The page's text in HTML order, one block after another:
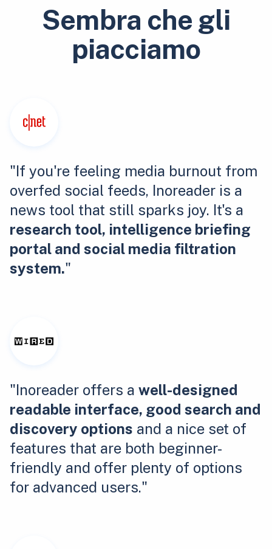
Sembra che gli
piacciamo
"If you're feeling media burnout from
overfed social feeds, Inoreader is a
news tool that still sparks joy. It's a
research tool, intelligence briefing
portal and social media filtration
system."
"Inoreader offers a well-designed
readable interface, good search and
discovery options and a nice set of
features that are both beginner-
friendly and offer plenty of options
for advanced users."